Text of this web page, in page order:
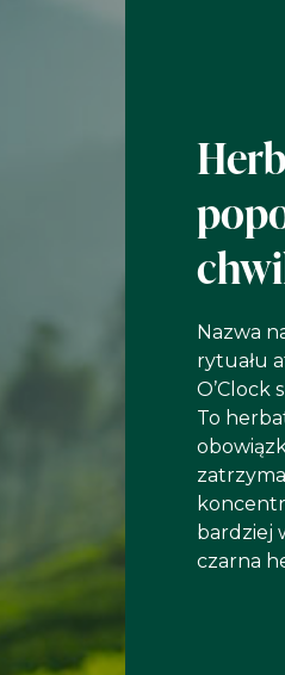
Nazwa
rytuału
O’Clock
To
bardziej
czarna